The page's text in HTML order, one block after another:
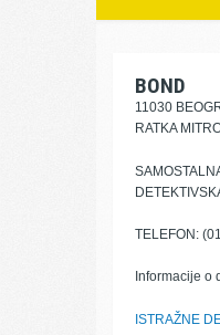
BOND
11030
RATKA
TELEFON:
Informacije o
ISTRAŽNE